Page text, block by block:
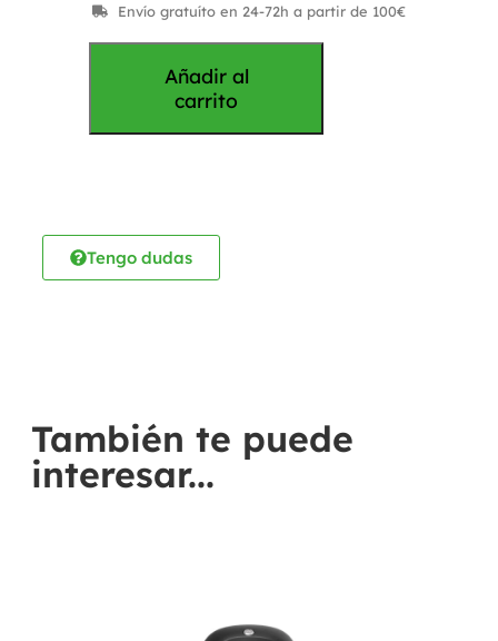
Envío gratuíto en 24-72h a partir de 100€
Añadir al
carrito
Tengo dudas
También te puede
interesar...